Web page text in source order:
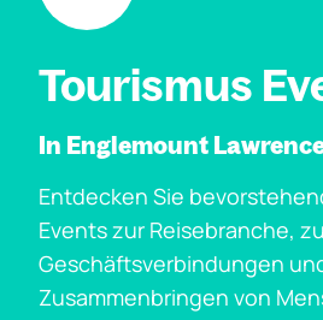
Tourismus
In Englemount
Entdecken Sie
Events zur Reisebranche,
Geschäftsverbindungen
Zusammenbringen von